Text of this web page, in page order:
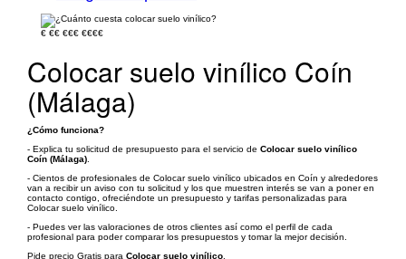
€ €€ €€€ €€€€
Colocar suelo vinílico Coín
(Málaga)
¿Cómo funciona?
- Explica tu solicitud de presupuesto para el servicio de Colocar suelo vinílico
Coín (Málaga)
- Cientos de profesionales de Colocar suelo vinílico ubicados en Coín y alrededores
van a recibir un aviso con tu solicitud y los que muestren interés se van a poner en
contacto contigo, ofreciéndote un presupuesto y tarifas personalizadas para
Colocar suelo vinílico.
- Puedes ver las valoraciones de otros clientes así como el perfil de cada
profesional para poder comparar los presupuestos y tomar la mejor decisión.
Pide precio Gratis para Colocar suelo vinílico